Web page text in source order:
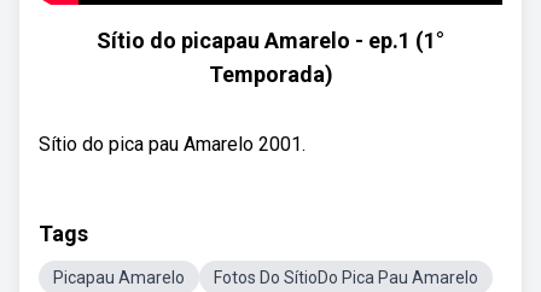
Sítio do picapau Amarelo - ep.1 (1°
Temporada)
Sítio do pica pau Amarelo 2001.
Tags
Picapau Amarelo Fotos Do SítioDo Pica Pau Amarelo